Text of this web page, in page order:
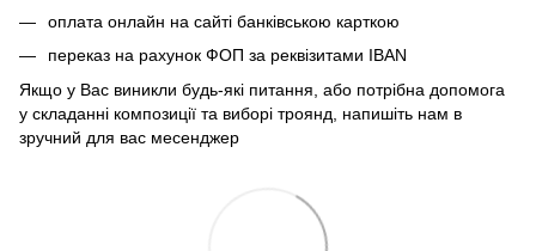
оплата онлайн на сайті банківською карткою
переказ на рахунок ФОП за реквізитами IBAN
Якщо у Вас виникли будь-які питання, або потрібна допомога
у складанні композиції та виборі троянд, напишіть нам в
зручний для вас месенджер